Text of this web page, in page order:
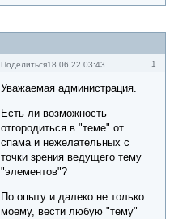
Поделиться 1
18.06.22 03:43
Уважаемая администрация.
Есть ли возможность
отгородиться в "теме" от
спама и нежелательных с
точки зрения ведущего тему
"элементов"?
По опыту и далеко не только
моему, вести любую "тему"